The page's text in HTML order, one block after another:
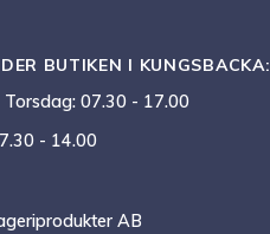
BUTIKEN I KUNGSBACKA:
07.30 - 17.00
- 14.00
AB